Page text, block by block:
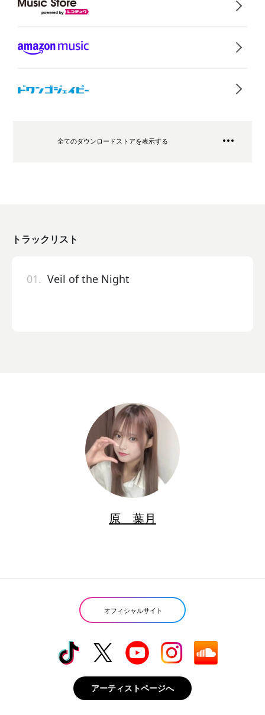
全てのダウンロードストアを表示する
トラックリスト
01. Veil of the Night
原 葉月
オフィシャルサイト
アーティストページへ